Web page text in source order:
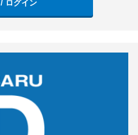
ログイン